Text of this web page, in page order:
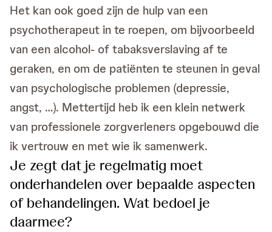
Het kan ook goed zijn de hulp van een
psychotherapeut in te roepen, om bijvoorbeeld
van een alcohol- of tabaksverslaving af te
geraken, en om de patiënten te steunen in geval
van psychologische problemen (depressie,
angst, …). Mettertijd heb ik een klein netwerk
van professionele zorgverleners opgebouwd die
ik vertrouw en met wie ik samenwerk.
Je zegt dat je regelmatig moet
onderhandelen over bepaalde aspecten
of behandelingen. Wat bedoel je
daarmee?